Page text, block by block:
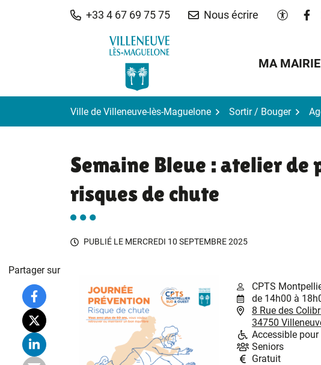
+33 4 67 69 75 75 Nous écrire
MA MAIRIE
Ville de Villeneuve-lès-Maguelone Sortir / Bouger
Semaine Bleue : atelier de
risques de chute
PUBLIÉ LE MERCREDI 10 SEPTEMBRE 2025
CPTS
de 14h00 à
8 Rue des
34750
Accessible
Seniors
Gratuit
Partager sur